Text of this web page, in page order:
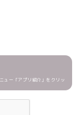
ュー「アプリ紹介」をクリッ